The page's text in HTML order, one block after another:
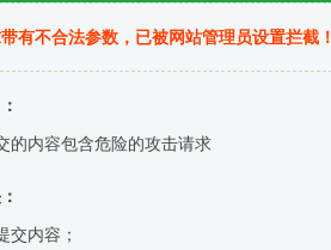
有不合法参数，已被网站管理员设置拦截！
的内容包含危险的攻击请求
交内容；